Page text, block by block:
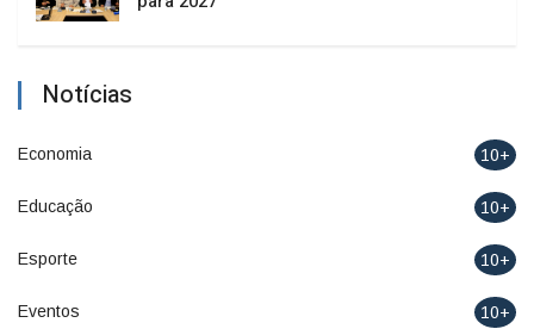
Notícias
Economia 10+
Educação 10+
Esporte 10+
Eventos 10+